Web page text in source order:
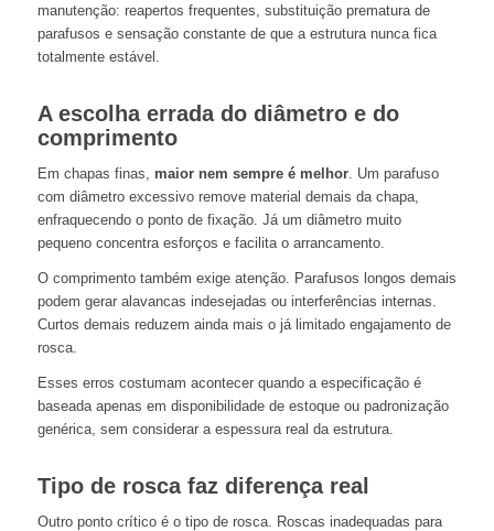
manutenção: reapertos frequentes, substituição prematura de
parafusos e sensação constante de que a estrutura nunca fica
totalmente estável.
A escolha errada do diâmetro e do
comprimento
Em chapas finas, maior nem sempre é melhor. Um parafuso
com diâmetro excessivo remove material demais da chapa,
enfraquecendo o ponto de fixação. Já um diâmetro muito
pequeno concentra esforços e facilita o arrancamento.
O comprimento também exige atenção. Parafusos longos demais
podem gerar alavancas indesejadas ou interferências internas.
Curtos demais reduzem ainda mais o já limitado engajamento de
rosca.
Esses erros costumam acontecer quando a especificação é
baseada apenas em disponibilidade de estoque ou padronização
genérica, sem considerar a espessura real da estrutura.
Tipo de rosca faz diferença real
Outro ponto crítico é o tipo de rosca. Roscas inadequadas para